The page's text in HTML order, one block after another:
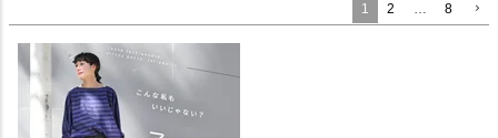
1 2 … 8